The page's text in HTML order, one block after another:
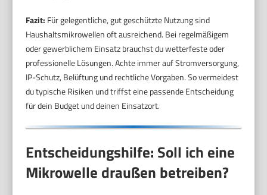
Fazit: Für gelegentliche, gut geschützte Nutzung sind
Haushaltsmikrowellen oft ausreichend. Bei regelmäßigem
oder gewerblichem Einsatz brauchst du wetterfeste oder
professionelle Lösungen. Achte immer auf Stromversorgung,
IP-Schutz, Belüftung und rechtliche Vorgaben. So vermeidest
du typische Risiken und triffst eine passende Entscheidung
für dein Budget und deinen Einsatzort.
Entscheidungshilfe: Soll ich eine
Mikrowelle draußen betreiben?